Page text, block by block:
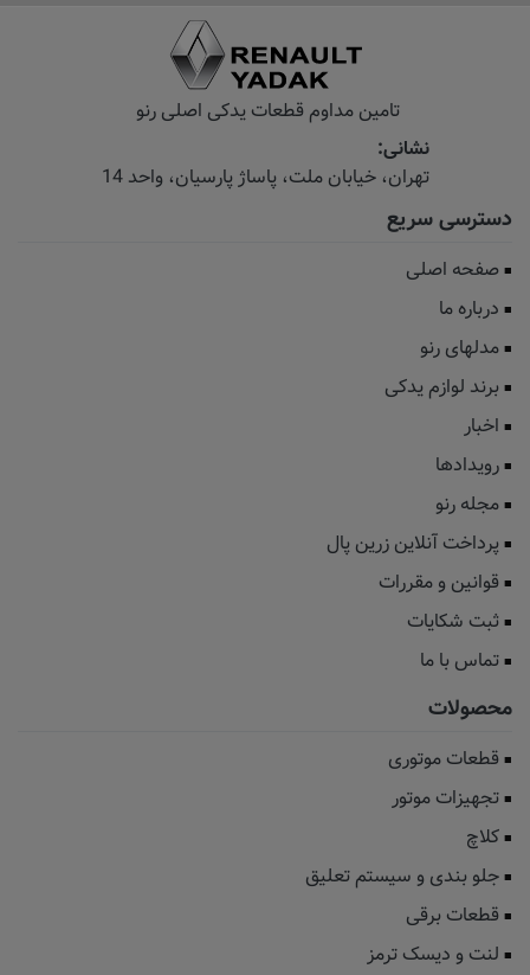
تامین مداوم قطعات یدکی اصلی رنو
نشانی:
تهران، خیابان‌ ملت، پاساژ‌ پارسیان، واحد 14
دسترسی سریع
صفحه اصلی
درباره ما
مدلهای رنو
برند لوازم یدکی
اخبار
رویدادها
مجله رنو
پرداخت آنلاین زرین پال
قوانین و مقررات
ثبت شکایات
تماس با ما
محصولات
قطعات موتوری
تجهیزات موتور
کلاچ
جلو بندی و سیستم تعلیق
قطعات برقی
لنت و دیسک ترمز